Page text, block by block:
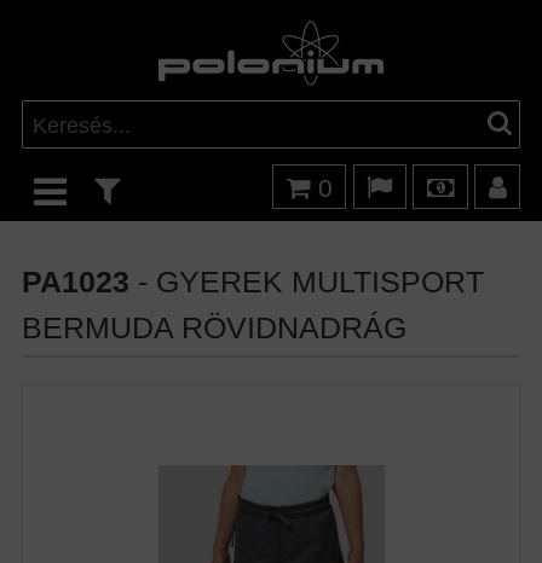
0
PA1023 - GYEREK MULTISPORT
BERMUDA RÖVIDNADRÁG